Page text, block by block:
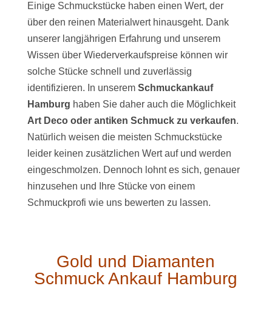
Einige Schmuckstücke haben einen Wert, der
über den reinen Materialwert hinausgeht. Dank
unserer langjährigen Erfahrung und unserem
Wissen über Wiederverkaufspreise können wir
solche Stücke schnell und zuverlässig
identifizieren. In unserem Schmuckankauf
Hamburg haben Sie daher auch die Möglichkeit
Art Deco oder antiken Schmuck zu verkaufen.
Natürlich weisen die meisten Schmuckstücke
leider keinen zusätzlichen Wert auf und werden
eingeschmolzen. Dennoch lohnt es sich, genauer
hinzusehen und Ihre Stücke von einem
Schmuckprofi wie uns bewerten zu lassen.
Gold und Diamanten
Schmuck Ankauf Hamburg